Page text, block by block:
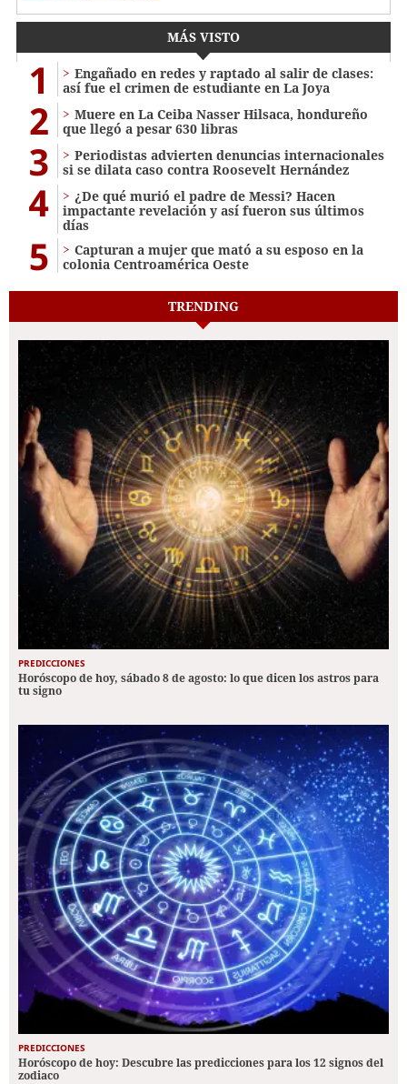
MÁS VISTO
1
Engañado en redes y raptado al salir de clases:
así fue el crimen de estudiante en La Joya
2
Muere en La Ceiba Nasser Hilsaca, hondureño
que llegó a pesar 630 libras
3
Periodistas advierten denuncias internacionales
si se dilata caso contra Roosevelt Hernández
4
¿De qué murió el padre de Messi? Hacen
impactante revelación y así fueron sus últimos
días
5
Capturan a mujer que mató a su esposo en la
colonia Centroamérica Oeste
TRENDING
PREDICCIONES
Horóscopo de hoy, sábado 8 de agosto: lo que dicen los astros para
tu signo
PREDICCIONES
Horóscopo de hoy: Descubre las predicciones para los 12 signos del
zodiaco